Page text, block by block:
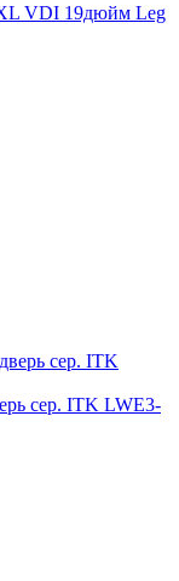
XL VDI 19дюйм Leg
сер. ITK LWE3-